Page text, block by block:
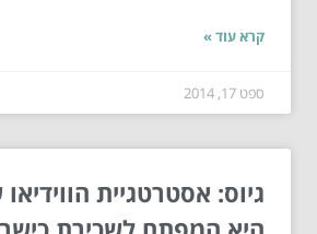
קרא עוד »
ספט 17, 2014
גיוס: אסטרטגיית